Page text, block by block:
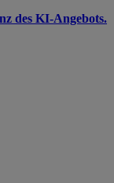
des KI-Angebots.